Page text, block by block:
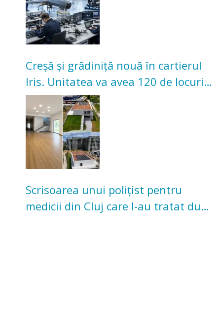
Creșă și grădiniță nouă în cartierul
Iris. Unitatea va avea 120 de locuri
pentru copii
Scrisoarea unui polițist pentru
medicii din Cluj care l-au tratat după